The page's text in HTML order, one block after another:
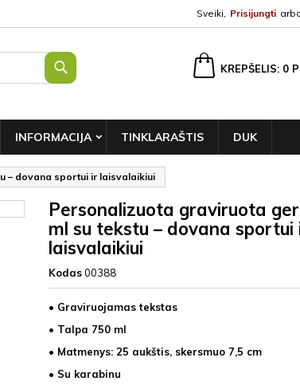
Sveiki, Prisijungti
KREPŠELIS 0
INFORMACIJA TINKLARAŠTIS DUK
– dovana sportui ir laisvalaikiui
Personalizuota graviruota
ml su tekstu – dovana sportui
laisvalaikiui
Kodas00388
• Graviruojamas tekstas
• Talpa 750 ml
• Matmenys: 25 aukštis, skersmuo 7,5 cm
• Su karabinu